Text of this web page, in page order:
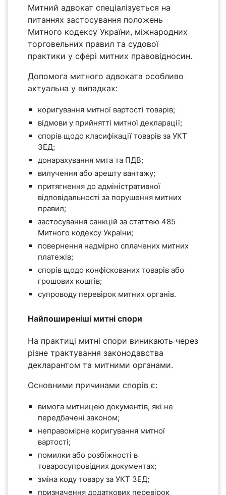
Митний адвокат спеціалізується на
питаннях застосування положень
Митного кодексу України, міжнародних
торговельних правил та судової
практики у сфері митних правовідносин.
Допомога митного адвоката особливо
актуальна у випадках:
коригування митної вартості товарів;
відмови у прийнятті митної декларації;
спорів щодо класифікації товарів за УКТ
ЗЕД;
донарахування мита та ПДВ;
вилучення або арешту вантажу;
притягнення до адміністративної
відповідальності за порушення митних
правил;
застосування санкцій за статтею 485
Митного кодексу України;
повернення надмірно сплачених митних
платежів;
спорів щодо конфіскованих товарів або
грошових коштів;
супроводу перевірок митних органів.
Найпоширеніші митні спори
На практиці митні спори виникають через
різне трактування законодавства
декларантом та митними органами.
Основними причинами спорів є:
вимога митницею документів, які не
передбачені законом;
неправомірне коригування митної
вартості;
помилки або розбіжності в
товаросупровідних документах;
зміна коду товару за УКТ ЗЕД;
призначення додаткових перевірок